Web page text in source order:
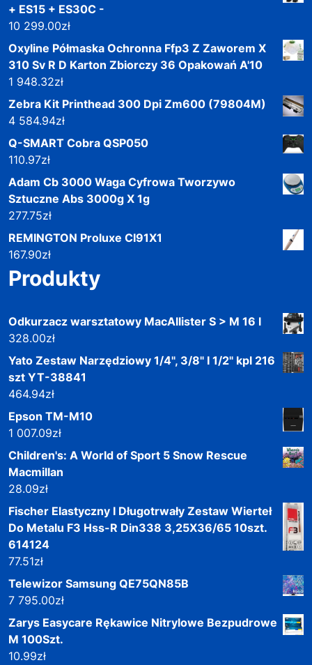
+ ES15 + ES30C -
10 299.00zł
Oxyline Półmaska Ochronna Ffp3 Z Zaworem X
310 Sv R D Karton Zbiorczy 36 Opakowań A'10
1 948.32zł
Zebra Kit Printhead 300 Dpi Zm600 (79804M)
4 584.94zł
Q-SMART Cobra QSP050
110.97zł
Adam Cb 3000 Waga Cyfrowa Tworzywo
Sztuczne Abs 3000g X 1g
277.75zł
REMINGTON Proluxe CI91X1
167.90zł
Produkty
Odkurzacz warsztatowy MacAllister S > M 16 l
328.00zł
Yato Zestaw Narzędziowy 1/4", 3/8" I 1/2" kpl 216
szt YT-38841
464.94zł
Epson TM-M10
1 007.09zł
Children's: A World of Sport 5 Snow Rescue
Macmillan
28.09zł
Fischer Elastyczny I Długotrwały Zestaw Wierteł
Do Metalu F3 Hss-R Din338 3,25X36/65 10szt.
614124
77.51zł
Telewizor Samsung QE75QN85B
7 795.00zł
Zarys Easycare Rękawice Nitrylowe Bezpudrowe
M 100Szt.
10.99zł